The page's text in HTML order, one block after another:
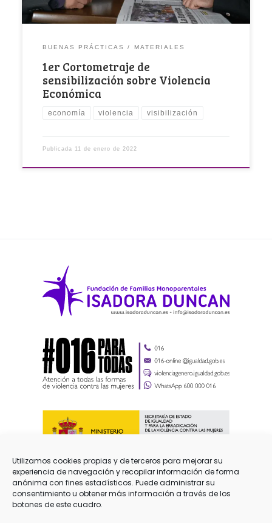
Utilizamos cookies propias y de terceros para mejorar su
experiencia de navegación y recopilar información de forma
anónima con fines estadísticos. Puede administrar su
consentimiento u obtener más información a través de los
botones de este cuadro.
BUENAS PRÁCTICAS MATERIALES
1er Cortometraje de
sensibilización sobre Violencia
Económica
economía violencia visibilización
Publicada 11 de enero de 2022